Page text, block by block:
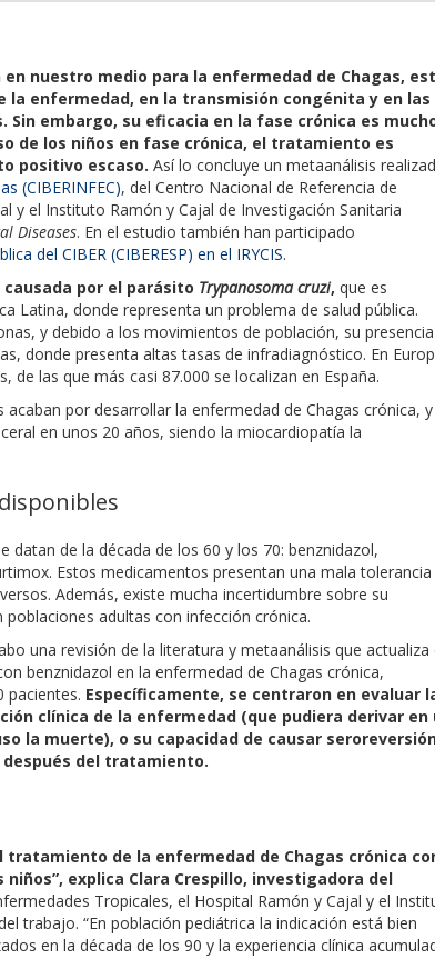
nuestro medio para la enfermedad de Chagas,
enfermedad, en la transmisión congénita y en las
embargo, su eficacia en la fase crónica es
de los niños en fase crónica, el tratamiento es
positivo escaso. Así lo concluye un metaanálisis
(CIBERINFEC), del Centro Nacional de Referencia de
y el Instituto Ramón y Cajal de Investigación Sanitaria
Diseases. En el estudio también han participado
del CIBER (CIBERESP) en el IRYCIS.
por el parásito Trypanosoma cruzi, que es
Latina, donde representa un problema de salud pública.
y debido a los movimientos de población, su
donde presenta altas tasas de infradiagnóstico. En
de las que más casi 87.000 se localizan en España.
por desarrollar la enfermedad de Chagas crónica, y
en unos 20 años, siendo la miocardiopatía la
de la década de los 60 y los 70: benznidazol,
Estos medicamentos presentan una mala tolerancia
Además, existe mucha incertidumbre sobre su
adultas con infección crónica.
una revisión de la literatura y metaanálisis que actualiza
benznidazol en la enfermedad de Chagas crónica,
pacientes. Específicamente, se centraron en evaluar
clínica de la enfermedad (que pudiera derivar en
la muerte), o su capacidad de causar
del tratamiento.
de la enfermedad de Chagas crónica
explica Clara Crespillo, investigadora del
Tropicales, el Hospital Ramón y Cajal y el
trabajo. “En población pediátrica la indicación está bien
en la década de los 90 y la experiencia clínica